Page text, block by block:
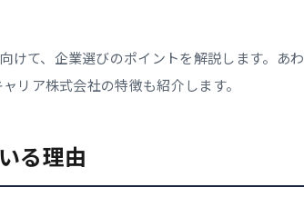
けて、企業選びのポイントを解説します。あわ
リア株式会社の特徴も紹介します。
る理由